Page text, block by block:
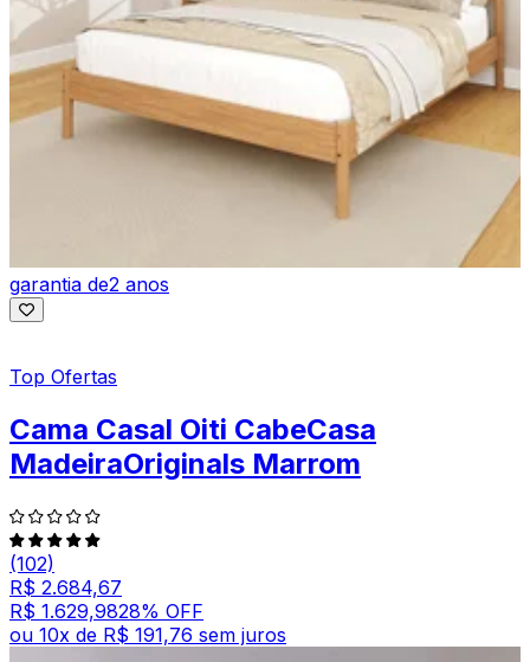
garantia de2 anos
Top Ofertas
Cama Casal Oiti CabeCasa
MadeiraOriginals Marrom
(102)
R$ 2.684,67
R$ 1.629,9828% OFF
ou 10x de R$ 191,76 sem juros